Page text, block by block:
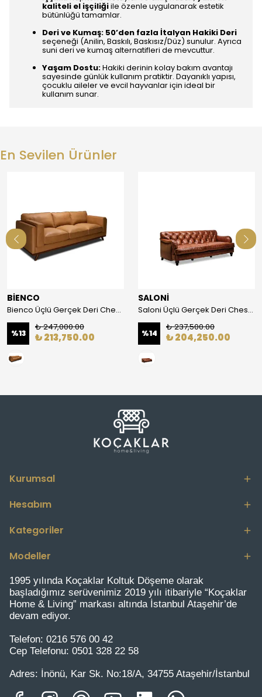
kaliteli el işçiliğiile özenle uygulanarak estetik
bütünlüğü tamamlar.
Deri ve Kumaş: 50’den fazla İtalyan Hakiki Deri
seçeneği (Anilin, Baskılı, Baskısız/Düz) sunulur. Ayrıca
suni deri ve kumaş alternatifleri de mevcuttur.
Yaşam Dostu:Hakiki derinin kolay bakım avantajı
sayesinde günlük kullanım pratiktir. Dayanıklı yapısı,
çocuklu aileler ve evcil hayvanlar için ideal bir
kullanım sunar.
En Sevilen Ürünler
BİENCO
Bienco Üçlü Gerçek Deri Chester Koltuk
%13
₺ 247,000.00
₺ 213,750.00
SALONİ
Saloni Üçlü Gerçek Deri Chester Koltuk
%14
₺ 237,500.00
₺ 204,250.00
Kurumsal
Hesabım
Kategoriler
Modeller
1995 yılında Koçaklar Koltuk Döşeme olarak
başladığımız serüvenimiz 2019 yılı itibariyle “Koçaklar
Home & Living” markası altında İstanbul Ataşehir’de
devam ediyor.
Telefon: 0216 576 00 42
Cep Telefonu: 0501 328 22 58
Adres: İnönü, Kar Sk. No:18/A, 34755 Ataşehir/İstanbul